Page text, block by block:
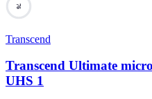
76
Transcend
Transcend Ultimate
UHS 1